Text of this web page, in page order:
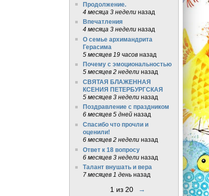
Продолжение.
4 месяца 3 неделиназад
Впечатления
4 месяца 3 неделиназад
О семье архимандрита
Герасима
5 месяцев 19 часовназад
Почему с эмоциональностью
5 месяцев 2 неделиназад
СВЯТАЯ БЛАЖЕННАЯ
КСЕНИЯ ПЕТЕРБУРГСКАЯ
5 месяцев 3 неделиназад
Поздравление с праздником
6 месяцев 5 днейназад
Спасибо что прочли и
оценили!
6 месяцев 2 неделиназад
Ответ к 18 вопросу
6 месяцев 3 неделиназад
Талант внушать и вера
7 месяцев 1 деньназад
1 из 20 →